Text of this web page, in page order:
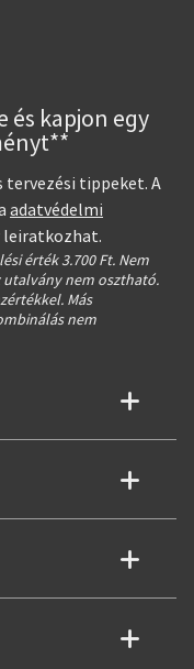
és kapjon egy
tervezési tippeket. A
adatvédelmi
leiratkozhat.
érték 3.700 Ft. Nem
utalvány nem osztható.
Más
nem